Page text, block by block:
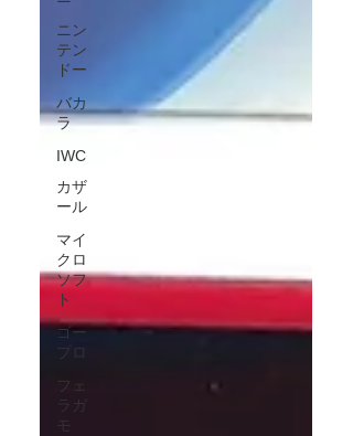
ニン
テン
ドー
バカ
ラ
IWC
カザ
ール
マイ
クロ
ソフ
ト
ゴー
プロ
フェ
ラガ
モ